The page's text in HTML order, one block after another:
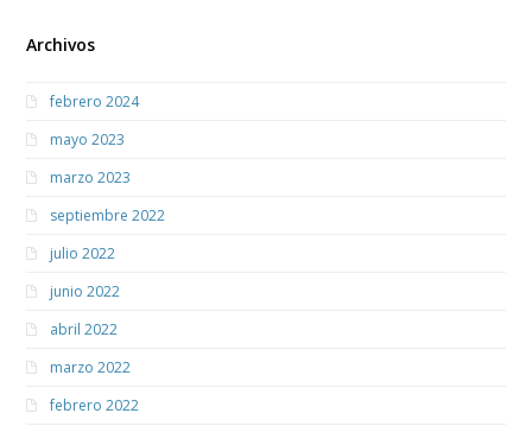
Archivos
febrero 2024
mayo 2023
marzo 2023
septiembre 2022
julio 2022
junio 2022
abril 2022
marzo 2022
febrero 2022